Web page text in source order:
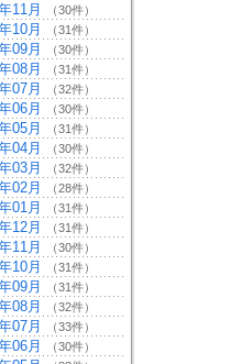
11月 （30件）
10月 （31件）
09月 （30件）
08月 （31件）
07月 （32件）
06月 （30件）
05月 （31件）
04月 （30件）
03月 （32件）
02月 （28件）
01月 （31件）
12月 （31件）
11月 （30件）
10月 （31件）
09月 （31件）
08月 （32件）
07月 （33件）
06月 （30件）